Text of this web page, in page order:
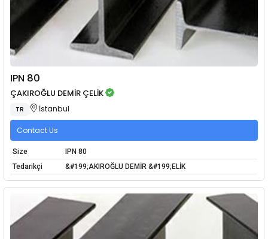
IPN 80
ÇAKIROĞLU DEMİR ÇELİK
TR İstanbul
Contact Us
Size
IPN 80
Tedarikçi
&#199;AKIROĞLU DEMİR &#199;ELİK